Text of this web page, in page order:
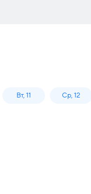
Вт, 11 Ср, 12